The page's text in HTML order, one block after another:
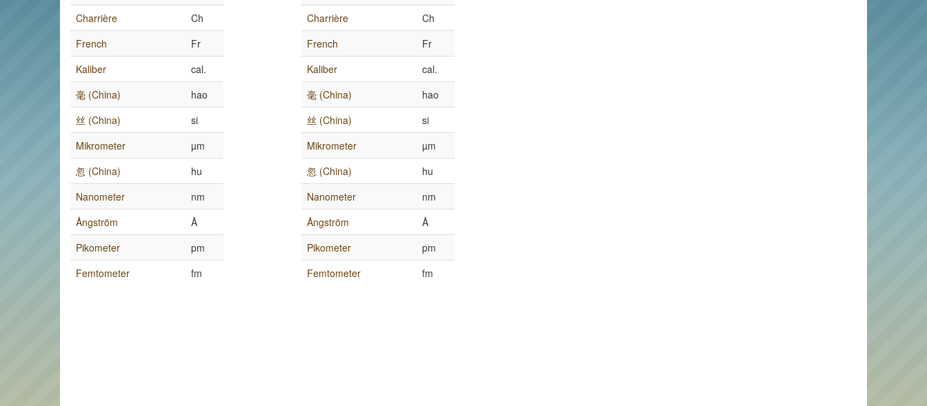
Charrière
Ch
French
Fr
Kaliber
cal.
毫 (China)
hao
丝 (China)
si
Mikrometer
µm
忽 (China)
hu
Nanometer
nm
Ångström
Å
Pikometer
pm
Femtometer
fm
Charrière
Ch
French
Fr
Kaliber
cal.
毫 (China)
hao
丝 (China)
si
Mikrometer
µm
忽 (China)
hu
Nanometer
nm
Ångström
Å
Pikometer
pm
Femtometer
fm